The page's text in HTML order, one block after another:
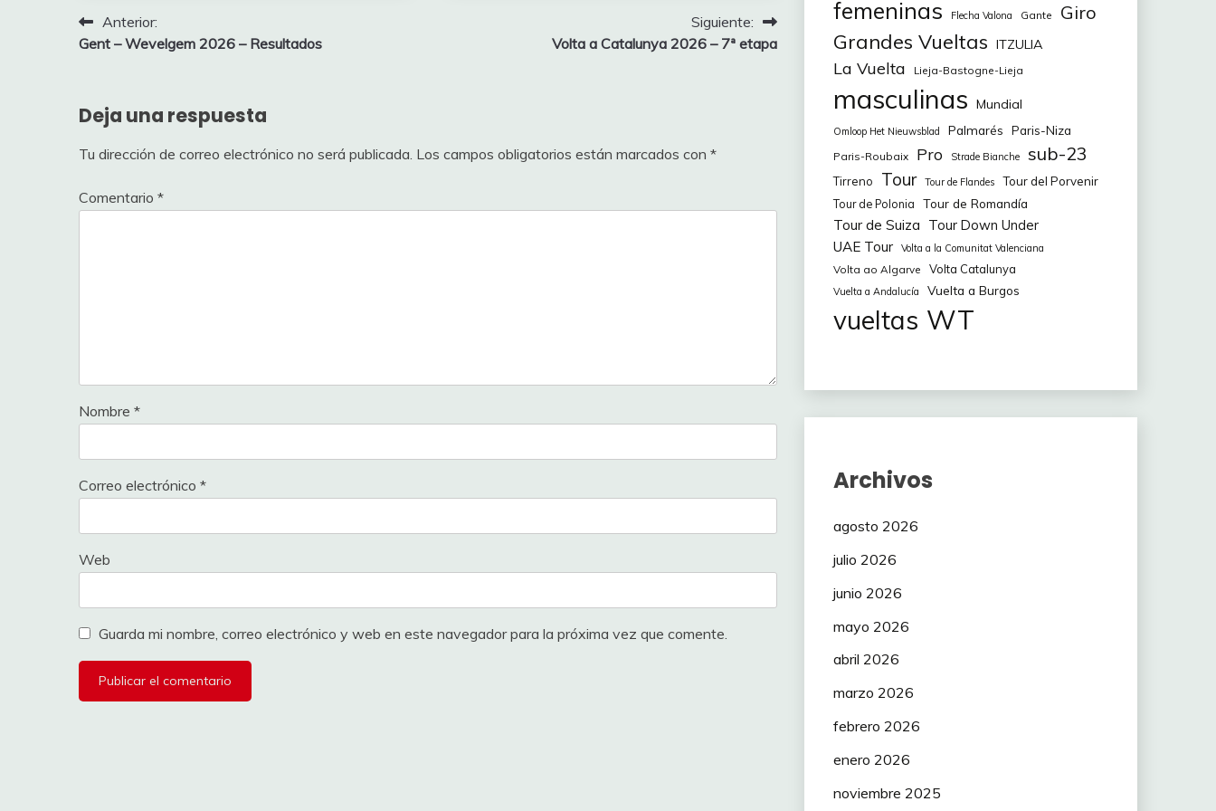
Feringucho
60
18 ismogo 30 380
19 Joserrarodri 30 378
20 alfrdjcuak 375
25 Luigi
Navegación
de
Anterior:
Gent – Wevelgem 2026 – Resultados
Siguiente:
Volta a Catalunya 2026 – 7ª etapa
Deja una respuesta
Tu dirección de correo electrónico no será publicada. Los campos obligatorios están marcados con *
Comentario *
Nombre *
Correo electrónico *
Web
Guarda mi nombre, correo electrónico y web en este navegador para la próxima vez que comente.
femeninas Flecha Valona Gante Giro
Grandes Vueltas ITZULIA
La Vuelta Lieja-Bastogne-Lieja
masculinas Mundial
Omloop Het Nieuwsblad Palmarés Paris-Niza
Paris-Roubaix Pro Strade Bianche sub-23
Tirreno Tour Tour de Flandes Tour del Porvenir
Tour de Polonia Tour de Romandía
Tour de Suiza Tour Down Under
UAE Tour
Volta a la Comunitat Valenciana
Volta ao Algarve Volta Catalunya
Vuelta a Andalucía Vuelta a Burgos
vueltas WT
Archivos
agosto 2026
julio 2026
junio 2026
mayo 2026
abril 2026
marzo 2026
febrero 2026
enero 2026
noviembre 2025